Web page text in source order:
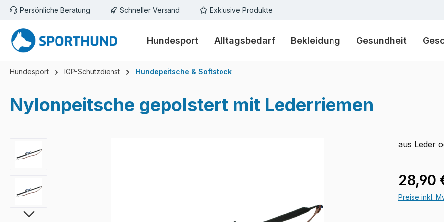
Hauptinhalt springen
Zur Suche springen
Zur Hauptnavigation springen
Persönliche Beratung Schneller Versand Exklusive Produkte
Hundesport Alltagsbedarf Bekleidung Gesundheit
Hundesport IGP-Schutzdienst Hundepeitsche & Softstock
Nylonpeitsche gepolstert mit Lederriemen
aus Leder
Regulärer
28,90
Preise inkl.